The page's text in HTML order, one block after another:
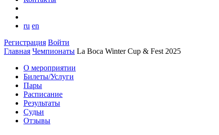
ru en
Регистрация Войти
Главная Чемпионаты La Boca Winter Cup & Fest 2025
О мероприятии
Билеты/Услуги
Пары
Расписание
Результаты
Судьи
Отзывы